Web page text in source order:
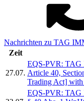
Nachrichten zu TAG
Zeit
27.07.
EQS-PVR: TAG
Article 40,
Trading Act]
EQS-PVR: TAG